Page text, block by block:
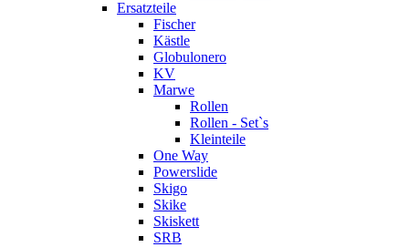
Ersatzteile
Fischer
Kästle
Globulonero
KV
Marwe
Rollen
Rollen - Set`s
Kleinteile
One Way
Powerslide
Skigo
Skike
Skiskett
SRB